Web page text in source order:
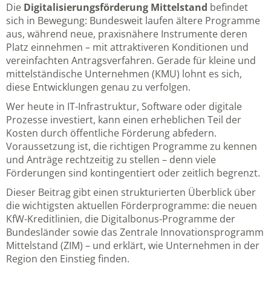
Die Digitalisierungsförderung Mittelstand befindet
sich in Bewegung: Bundesweit laufen ältere Programme
aus, während neue, praxisnähere Instrumente deren
Platz einnehmen – mit attraktiveren Konditionen und
vereinfachten Antragsverfahren. Gerade für kleine und
mittelständische Unternehmen (KMU) lohnt es sich,
diese Entwicklungen genau zu verfolgen.
Wer heute in IT-Infrastruktur, Software oder digitale
Prozesse investiert, kann einen erheblichen Teil der
Kosten durch öffentliche Förderung abfedern.
Voraussetzung ist, die richtigen Programme zu kennen
und Anträge rechtzeitig zu stellen – denn viele
Förderungen sind kontingentiert oder zeitlich begrenzt.
Dieser Beitrag gibt einen strukturierten Überblick über
die wichtigsten aktuellen Förderprogramme: die neuen
KfW-Kreditlinien, die Digitalbonus-Programme der
Bundesländer sowie das Zentrale Innovationsprogramm
Mittelstand (ZIM) – und erklärt, wie Unternehmen in der
Region den Einstieg finden.